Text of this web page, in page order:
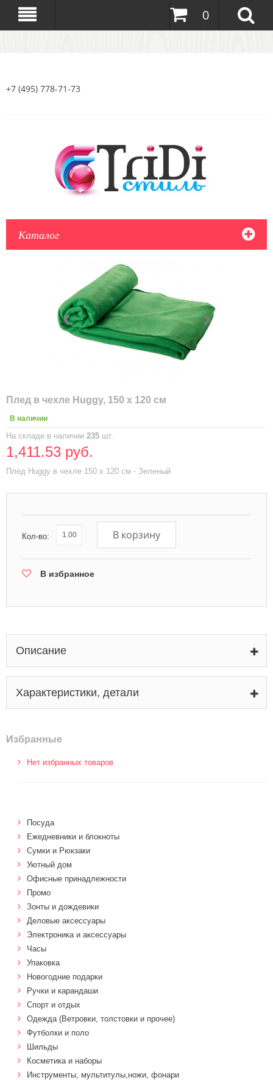
0
+7 (495) 778-71-73
Каталог
Плед в чехле Huggy, 150 х 120 см
В наличии
На складе в наличии 235 шт.
1,411.53 руб.
Плед Huggy в чехле 150 x 120 см - Зеленый
Кол-во: В корзину
В избранное
Описание
Характеристики, детали
Избранные
Нет избранных товаров
Посуда
Ежедневники и блокноты
Сумки и Рюкзаки
Уютный дом
Офисные принадлежности
Промо
Зонты и дождевики
Деловые аксессуары
Электроника и аксессуары
Часы
Упаковка
Новогодние подарки
Ручки и карандаши
Спорт и отдых
Одежда (Ветровки, толстовки и прочее)
Футболки и поло
Шильды
Косметика и наборы
Инструменты, мультитулы,ножи, фонари